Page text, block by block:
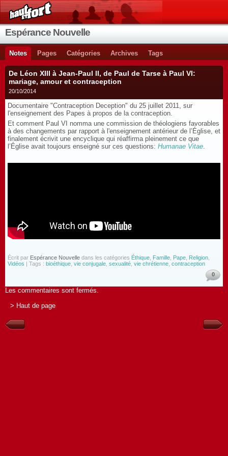
Espérance Nouvelle
Notes Pages Catégories Archives Tags
De Léon XIII à Jean-Paul II, de Paul de Tarse à Paul VI:
mariage, amour et contraception
20/10/2014
Documentaire "Contraception Deception" du 25 juillet 2011, sur
l'enseignement des Papes à propos de la contraception.
Et comment Paul VI nomma une commission de théologiens favorables
à des changements par rapport à l'enseignement antérieur de l’Église, et
finalement écrivit une encyclique qui réaffirma pleinement ce que
l’Église avait toujours enseigné sur ces questions: Humanae Vitae.
Écrit par Espérance Nouvelle dans les catégories Éthique Famille Pape Religion
Vidéos | Tags : bioéthique vie conjugale sexualité vie chrétienne contraception
0
Les commentaires sont fermés.
> Haut de page